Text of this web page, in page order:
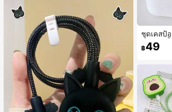
ชุดเคสป้
ทา 5/4
มหัวชาร์
ก กันสกป
฿49